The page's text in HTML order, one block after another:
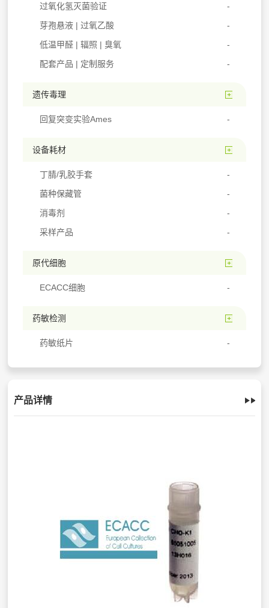
过氧化氢灭菌验证
芽孢悬液 | 过氧乙酸
低温甲醛 | 辐照 | 臭氧
配套产品 | 定制服务
遗传毒理
回复突变实验Ames
设备耗材
丁腈/乳胶手套
菌种保藏管
消毒剂
采样产品
原代细胞
ECACC细胞
药敏检测
药敏纸片
产品详情